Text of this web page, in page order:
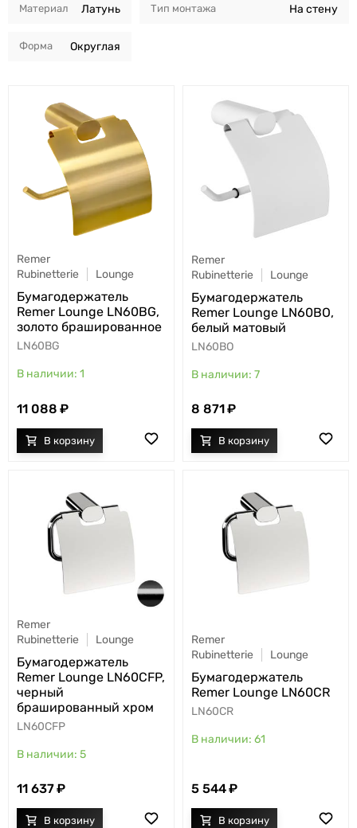
Материал Латунь
Форма Округлая
Тип монтажа На стену
Remer
Rubinetterie
Lounge
Бумагодержатель
Remer Lounge LN60BG,
золото брашированное
LN60BG
1
11 088
Remer
Rubinetterie
Lounge
Бумагодержатель
Remer Lounge LN60BO,
белый матовый
LN60BO
7
8 871
Remer
Rubinetterie
Lounge
Бумагодержатель
Remer Lounge LN60CFP,
черный
брашированный хром
LN60CFP
5
11 637
Remer
Rubinetterie
Lounge
Бумагодержатель
Remer Lounge LN60CR
LN60CR
61
5 544